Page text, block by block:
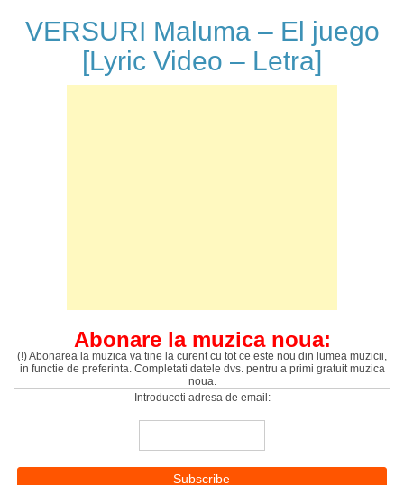
VERSURI Maluma – El juego
[Lyric Video – Letra]
Abonare la muzica noua:
(!) Abonarea la muzica va tine la curent cu tot ce este nou din lumea muzicii,
in functie de preferinta. Completati datele dvs. pentru a primi gratuit muzica
noua.
Introduceti adresa de email: